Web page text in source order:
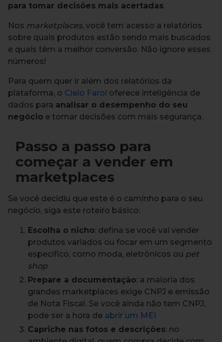
para tomar decisões mais acertadas.
Nos marketplaces, você tem acesso a relatórios
sobre quais produtos estão sendo mais buscados
e quais têm a melhor conversão. Não ignore esses
números!
Para quem quer ir além dos relatórios da
plataforma, o Cielo Farol oferece inteligência de
dados para analisar o desempenho do seu
negócio e tomar decisões com mais segurança.
Passo a passo para
começar a vender em
marketplaces
Se você decidiu que este é o caminho para o seu
negócio, siga este roteiro básico:
Escolha o nicho: defina se você vai vender
produtos variados ou focar em um segmento
específico, como moda, eletrônicos ou pet
shop
Prepare a documentação: a maioria dos
grandes marketplaces exige CNPJ e emissão
de Nota Fiscal. Se você ainda não tem CNPJ,
pode ser a hora de abrir um MEI
Capriche nas fotos e descrições: no